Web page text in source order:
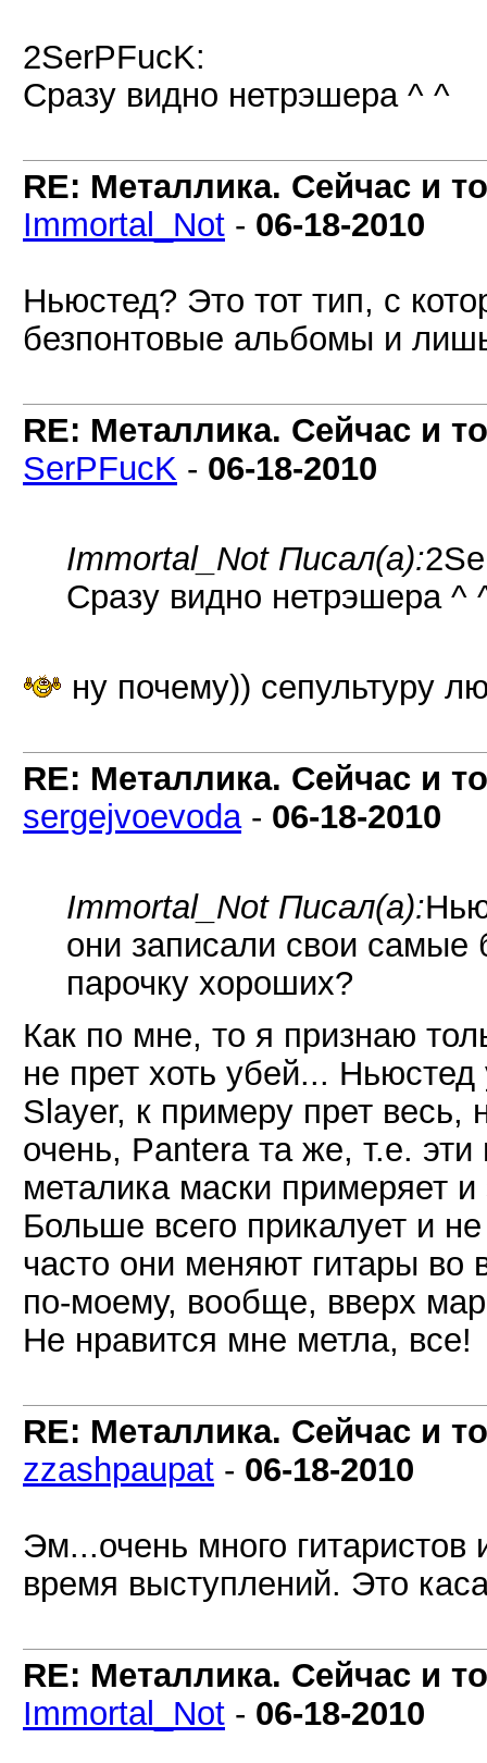
2SerPFucK:
Сразу видно нетрэшера ^ ^
RE: Металлика. Сейчас и
Immortal_Not - 06-18-2010
Ньюстед? Это тот тип, с
безпонтовые альбомы и
RE: Металлика. Сейчас и
SerPFucK - 06-18-2010
Immortal_Not Писал(а):
Сразу видно нетрэшера ^
ну почему)) сепультуру
RE: Металлика. Сейчас и
sergejvoevoda- 06-18-2010
Immortal_Not Писал(а):
они записали свои
парочку хороших?
Как по мне, то я признаю
не прет хоть убей...
Slayer, к примеру прет
очень, Pantera та же, т.е.
металика маски примеряет
Больше всего прикалует и
часто они меняют гитары
по-моему, вообще, вверх
Не нравится мне метла, все!
RE: Металлика. Сейчас и
zzashpaupat - 06-18-2010
Эм...очень много
время выступлений. Это
RE: Металлика. Сейчас и
Immortal_Not - 06-18-2010